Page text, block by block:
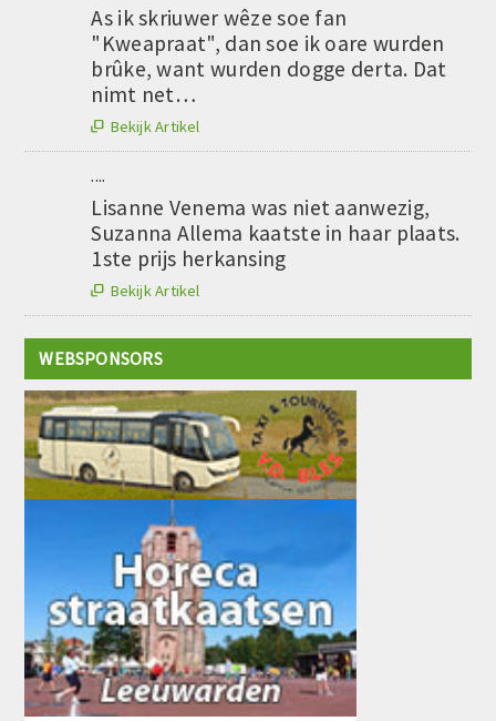
As ik skriuwer wêze soe fan
"Kweapraat", dan soe ik oare wurden
brûke, want wurden dogge derta. Dat
nimt net…
 Bekijk Artikel
....
Lisanne Venema was niet aanwezig,
Suzanna Allema kaatste in haar plaats.
1ste prijs herkansing
 Bekijk Artikel
WEBSPONSORS